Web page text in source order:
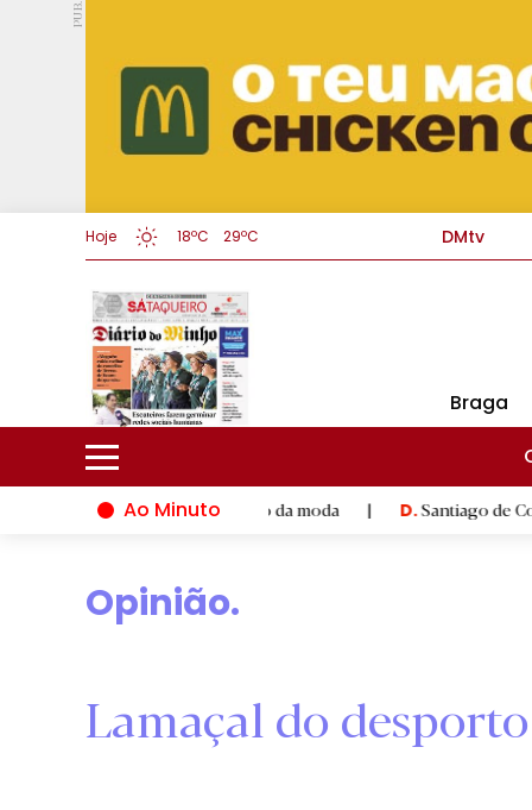
PUB.
Hoje 18ºC 29ºC DMtv
Braga
Ao Minuto
à inovação do mundo da moda | D.Santiago de Compostela
Opinião.
Lamaçal do desporto